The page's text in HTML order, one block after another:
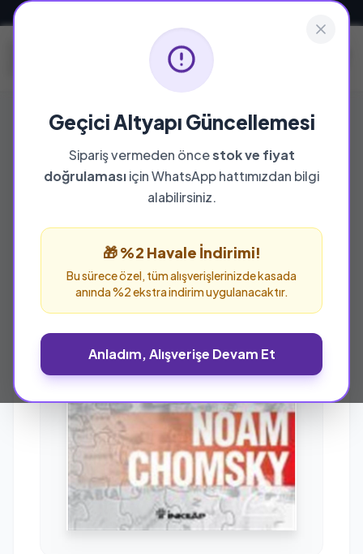
Geçici Altyapı Güncellemesi
Sipariş vermeden öncestok ve fiyat
doğrulamasıiçin WhatsApp hattımızdan bilgi
alabilirsiniz.
🎁 %2 Havale İndirimi!
Bu sürece özel, tüm alışverişlerinizde kasada
anında %2 ekstra indirim uygulanacaktır.
Anladım, Alışverişe Devam Et